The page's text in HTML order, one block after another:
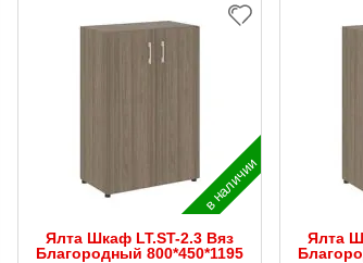
в наличии
Ялта Шкаф LT.ST-2.3 Вяз
Благородный 800*450*1195
Ялта